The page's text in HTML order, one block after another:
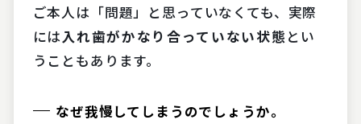
ご本人は「問題」と思っていなくても、実際
には入れ歯がかなり合っていない状態 とい
うこともあります。
なぜ我慢してしまうのでしょうか。